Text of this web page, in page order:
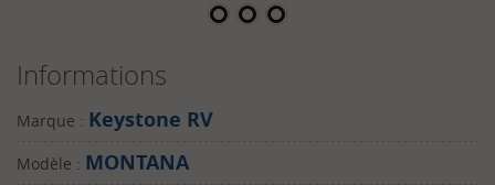
Informations
Marque : Keystone RV
Modèle : MONTANA